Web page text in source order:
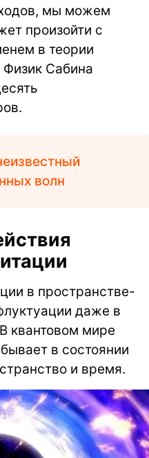
мы можем
произойти с
в теории
Физик Сабина
волн
в пространстве-
даже в
квантовом мире
в состоянии
и время.